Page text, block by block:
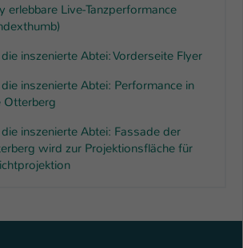
erlebbare Live-Tanzperformance
inszenierte Abtei: Vorderseite Flyer
inszenierte Abtei: Performance in
Otterberg
inszenierte Abtei: Fassade der
wird zur Projektionsfläche für